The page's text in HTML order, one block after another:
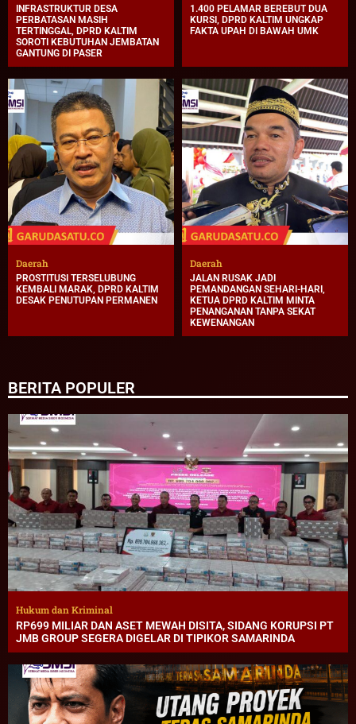
INFRASTRUKTUR DESA
PERBATASAN MASIH
TERTINGGAL, DPRD KALTIM
SOROTI KEBUTUHAN JEMBATAN
GANTUNG DI PASER
1.400 PELAMAR BEREBUT DUA
KURSI, DPRD KALTIM UNGKAP
FAKTA UPAH DI BAWAH UMK
Daerah
PROSTITUSI TERSELUBUNG
KEMBALI MARAK, DPRD KALTIM
DESAK PENUTUPAN PERMANEN
Daerah
JALAN RUSAK JADI
PEMANDANGAN SEHARI-HARI,
KETUA DPRD KALTIM MINTA
PENANGANAN TANPA SEKAT
KEWENANGAN
BERITA POPULER
Hukum dan Kriminal
RP699 MILIAR DAN ASET MEWAH DISITA, SIDANG KORUPSI PT
JMB GROUP SEGERA DIGELAR DI TIPIKOR SAMARINDA